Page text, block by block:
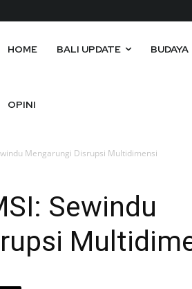
HOME BALI UPDATE BUDAYA
OPINI
Mengarungi Disrupsi Multidimensi
Sewindu